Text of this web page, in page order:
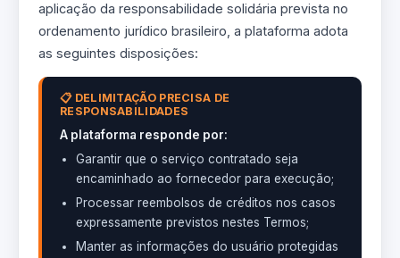
aplicação da responsabilidade solidária prevista no
ordenamento jurídico brasileiro, a plataforma adota
as seguintes disposições:
📋 DELIMITAÇÃO PRECISA DE
RESPONSABILIDADES
A plataforma responde por:
Garantir que o serviço contratado seja
encaminhado ao fornecedor para execução;
Processar reembolsos de créditos nos casos
expressamente previstos nestes Termos;
Manter as informações do usuário protegidas